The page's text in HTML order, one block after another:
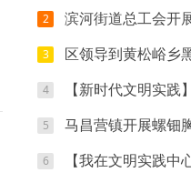
2 滨河街道总工会开展“中医义诊
3 区领导到黄松峪乡黑豆峪村开展“听
4 【新时代文明实践】天然扎染邂逅
5 马昌营镇开展螺钿胸针制作体验
6 【我在文明实践中心过暑假】南独乐